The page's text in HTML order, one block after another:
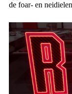
de foar- en